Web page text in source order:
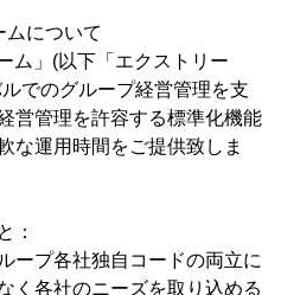
について
ム」(以下「エクストリー
でのグループ経営管理を支
営管理を許容する標準化機能
な運用時間をご提供致しま
：
ープ各社独自コードの両立に
く各社のニーズを取り込める